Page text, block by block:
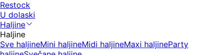
Restock
U dolaski
Haljine
Haljine
Sve haljineMini haljineMidi haljineMaxi haljineParty